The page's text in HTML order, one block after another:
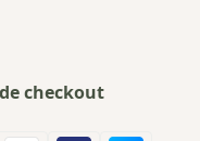
checkout